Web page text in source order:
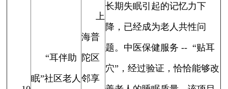
“耳伴助
眠”社区老人
上
海普
陀区
邻享
长期失眠引起的记忆力下
降，已经成为老人共性问
题。中医保健服务 -- “贴耳
穴”，经过验证，恰恰能够改